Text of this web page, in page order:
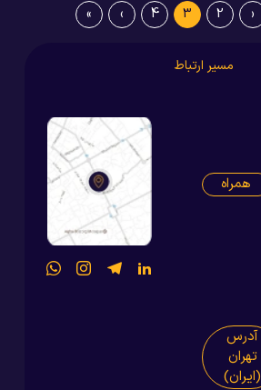
‹
2
3
4
›
»
مسیر ارتباط
همراه
آدرس
تهران
(ایران)